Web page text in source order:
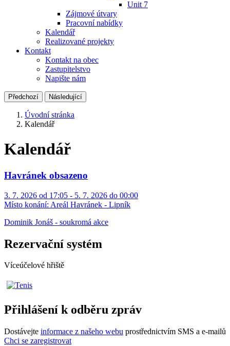
Unit 7
Zájmové útvary
Pracovní nabídky
Kalendář
Realizované projekty
Kontakt
Kontakt na obec
Zastupitelstvo
Napište nám
Předchozí Následující
Úvodní stránka
Kalendář
Kalendář
Havránek obsazeno
3. 7. 2026 od 17:05 - 5. 7. 2026 do 00:00
Místo konání: Areál Havránek - Lipník
Dominik Jonáš - soukromá akce
Rezervační systém
Víceúčelové hřiště
Přihlášení k odběru zpráv
Dostávejte informace z našeho webu prostřednictvím SMS a e-mailů
Chci se zaregistrovat